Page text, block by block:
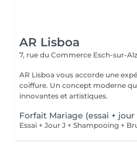
AR Lisboa
7, rue du Commerce Esch-sur-
AR Lisboa vous accorde une
coiffure. Un concept moderne
innovantes et artistiques.
Forfait Mariage (essai + jour